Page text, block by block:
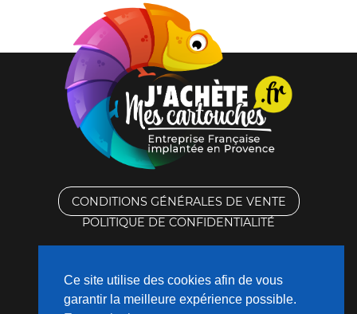
CONDITIONS GÉNÉRALES DE VENTE
POLITIQUE DE CONFIDENTIALITÉ
CONTACTEZ-NOUS
Ce site utilise des cookies afin de vous
garantir la meilleure expérience possible.